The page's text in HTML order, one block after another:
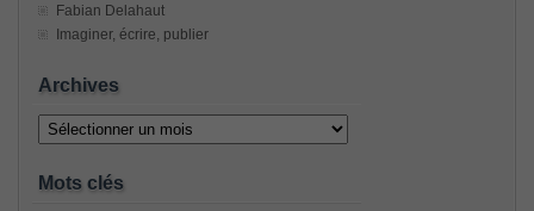
Fabian Delahaut
Imaginer, écrire, publier
Archives
Archives
Mots clés